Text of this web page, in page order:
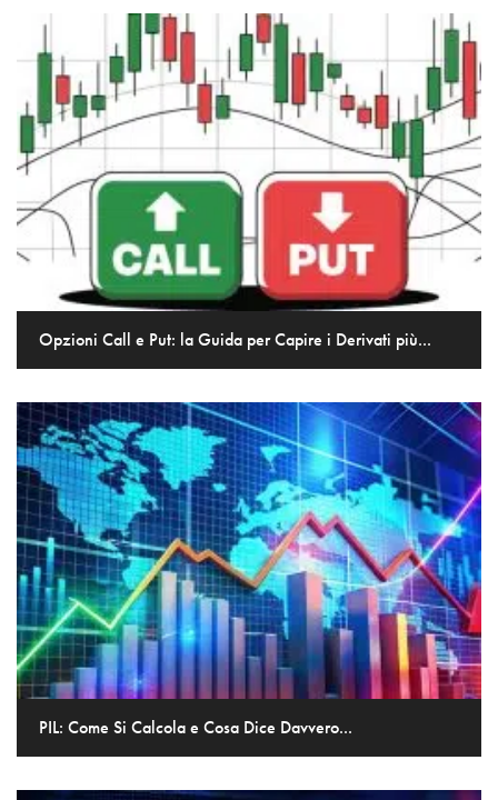
Opzioni Call e Put: la Guida per Capire i Derivati più...
PIL: Come Si Calcola e Cosa Dice Davvero...